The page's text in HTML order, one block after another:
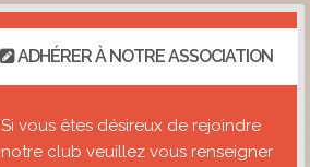
ADHÉRER À NOTRE ASSOCIATION
Si vous êtes désireux de rejoindre
notre club veuillez vous renseigner